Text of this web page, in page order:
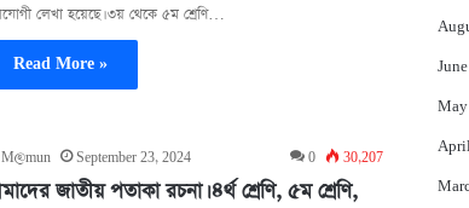
লেখা হয়েছে। ৩য় থেকে ৫ম শ্রেণি…
Read More »
M@mun September 23, 2024 0 30,207
জাতীয় পতাকা রচনা। ৪র্থ শ্রেণি, ৫ম শ্রেণি,